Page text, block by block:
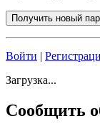
Войти |
Загрузка...
Сообщить